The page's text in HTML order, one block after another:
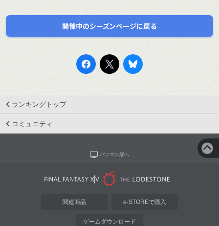
開催中のシーズンページに戻る
ランキングトップ
コミュニティ
パソコン版へ
関連商品 e-STOREで購入
ゲームダウンロード